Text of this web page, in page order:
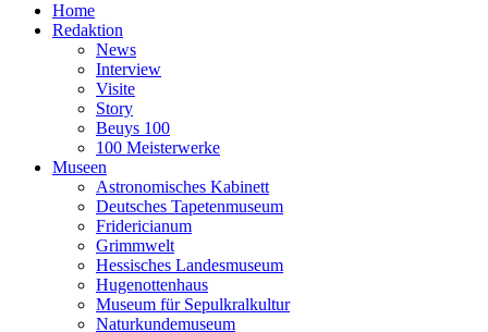
Home
Redaktion
News
Interview
Visite
Story
Beuys 100
100 Meisterwerke
Museen
Astronomisches Kabinett
Deutsches Tapetenmuseum
Fridericianum
Grimmwelt
Hessisches Landesmuseum
Hugenottenhaus
Museum für Sepulkralkultur
Naturkundemuseum